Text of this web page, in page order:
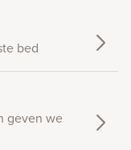
bed
geven we